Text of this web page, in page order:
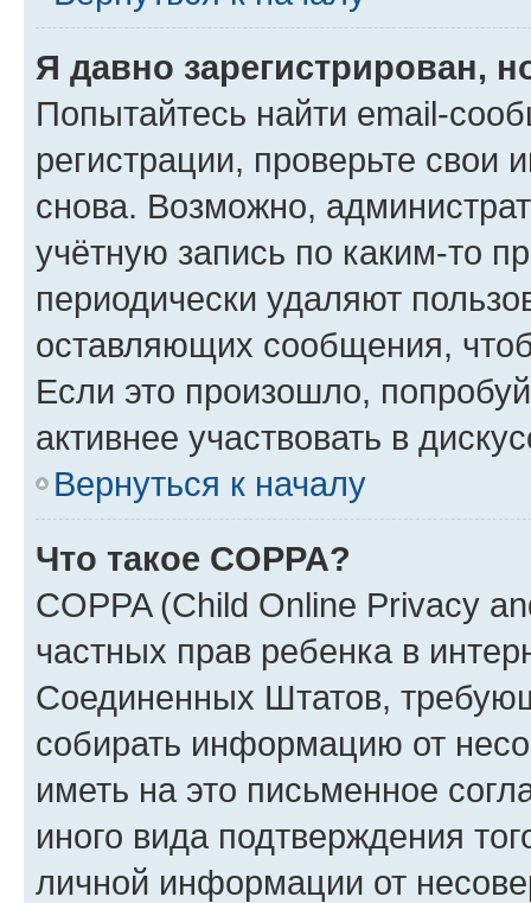
Я давно зарегистрирован,
Попытайтесь найти email-
регистрации, проверьте свои
снова. Возможно,
учётную запись по каким-то
периодически удаляют
оставляющих сообщения,
Если это произошло,
активнее участвовать в
Вернуться к началу
Что такое COPPA?
COPPA (Child Online Privacy
частных прав ребенка в
Соединенных Штатов,
собирать информацию от
иметь на это письменное
иного вида подтверждения
личной информации от